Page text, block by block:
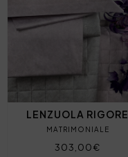
LENZUOLA RIGORE
MATRIMONIALE
303,00€